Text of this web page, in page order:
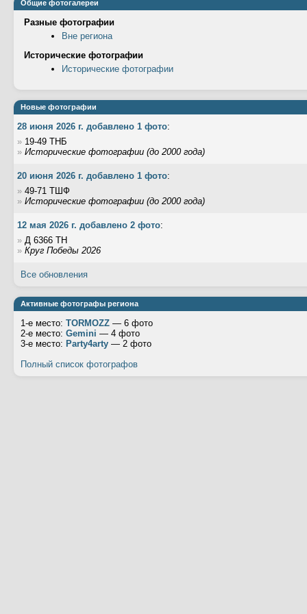
Общие фотогалереи
Разные фотографии
Вне региона
Исторические фотографии
Исторические фотографии
Новые фотографии
28 июня 2026 г. добавлено 1 фото:
» 19-49 ТНБ
» Исторические фотографии (до 2000 года)
20 июня 2026 г. добавлено 1 фото:
» 49-71 ТШФ
» Исторические фотографии (до 2000 года)
12 мая 2026 г. добавлено 2 фото:
» Д 6366 ТН
» Круг Победы 2026
Все обновления
Активные фотографы региона
1-е место: TORMOZZ — 6 фото
2-е место: Gemini — 4 фото
3-е место: Party4arty — 2 фото
Полный список фотографов